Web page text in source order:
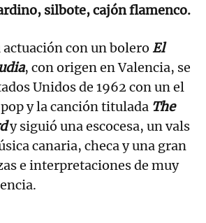
silbote, cajón flamenco.
con un bolero El
, con origen en Valencia, se
Unidos de 1962 con un el
y la canción titulada The
y siguió una escocesa, un vals
canaria, checa y una gran
e interpretaciones de muy